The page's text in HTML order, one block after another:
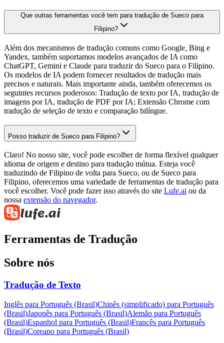
Que outras ferramentas você tem para tradução de Sueco para
Filipino?
Além dos mecanismos de tradução comuns como Google, Bing e
Yandex, também suportamos modelos avançados de IA como
ChatGPT, Gemini e Claude para traduzir do Sueco para o Filipino.
Os modelos de IA podem fornecer resultados de tradução mais
precisos e naturais. Mais importante ainda, também oferecemos os
seguintes recursos poderosos: Tradução de texto por IA, tradução de
imagens por IA, tradução de PDF por IA; Extensão Chrome com
tradução de seleção de texto e comparação bilíngue.
Posso traduzir de Sueco para Filipino?
Claro! No nosso site, você pode escolher de forma flexível qualquer
idioma de origem e destino para tradução mútua. Esteja você
traduzindo de Filipino de volta para Sueco, ou de Sueco para
Filipino, oferecemos uma variedade de ferramentas de tradução para
você escolher. Você pode fazer isso através do site Lufe.ai ou da
nossa extensão do navegador.
Ferramentas de Tradução
Sobre nós
Tradução de Texto
Inglês para Português (Brasil)Chinês (simplificado) para Português
(Brasil)Japonês para Português (Brasil)Alemão para Português
(Brasil)Espanhol para Português (Brasil)Francês para Português
(Brasil)Coreano para Português (Brasil)